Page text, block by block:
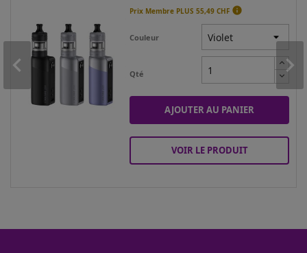
base
Prix Membre PLUS55,49 CHF 
Couleur
Qté
AJOUTER AU PANIER
VOIR LE PRODUIT